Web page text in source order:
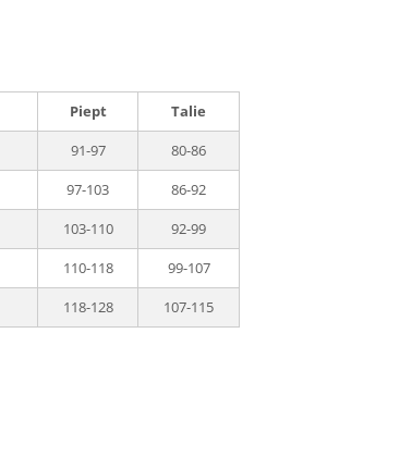
Piept
Talie
91-97
80-86
97-103
86-92
103-110
92-99
110-118
99-107
118-128 107-115